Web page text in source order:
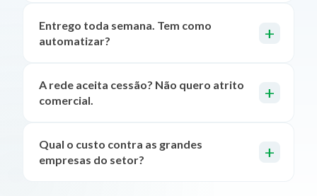
Entrego toda semana. Tem como
automatizar?
A rede aceita cessão? Não quero atrito
comercial.
Qual o custo contra as grandes
empresas do setor?